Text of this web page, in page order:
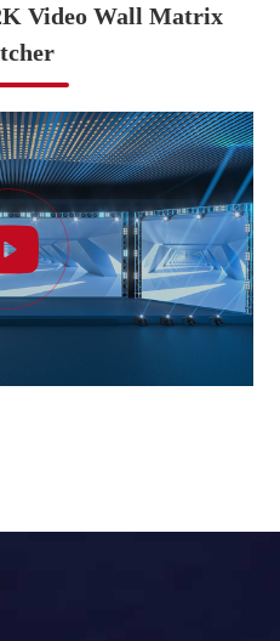
Video Wall Matrix